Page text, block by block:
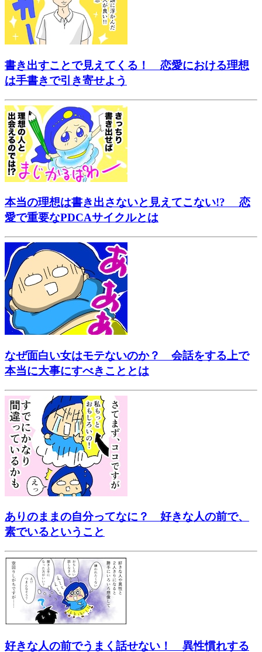
書き出すことで見えてくる！ 恋愛における理想
は手書きで引き寄せよう
本当の理想は書き出さないと見えてこない!? 恋
愛で重要なPDCAサイクルとは
なぜ面白い女はモテないのか？ 会話をする上で
本当に大事にすべきこととは
ありのままの自分ってなに？ 好きな人の前で、
素でいるということ
好きな人の前でうまく話せない！ 異性慣れする